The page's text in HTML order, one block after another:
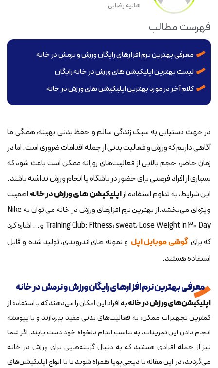
هانیه رضایی
فهرست مطالب
معرفی بهترین نرم افزارهای رایگان ورزش و نرمش در خانه
لیست بهترین اپلیکیشن های ورزش در خانه رایگان
کلام آخر در مورد بهترین اپلیکیشن های ورزش در خانه
در جهت دستیابی به سبک زندگی سالم و حفظ بدنی بهینه، همگی ما
آگاهی داریم که ورزش و فعالیت بدنی از جمله اقدامات ضروری است. اما در
زمان حاضر، حجم بالایی از فعالیت‌های روزانه ممکن است باعث شود که
بسیاری از افراد فرصتی برای حضور در باشگاه یا انجام ورزش نداشته باشند.
این شرایط، به تداوم استفاده ازاپلیکیشن های ورزش در خانه اهمیت
ویژه‌ای می‌بخشد.از بهترین نرم افزارهای ورزش در خانه می توان به Nike
Training Club: Fitness، sweat، Lose Weight in 30 Day و... اشاره کرد
که برای گوشی موبایل اپل و نمونه های اندرویدی، تولید شده و قابل
استفاده هستند.
معرفی بهترین نرم افزارهای رایگان ورزش و نرمش در خانه
اپلیکیشن‌های ورزش در خانهبه افراد این امکان را می‌دهند که با استفاده از
کمترین تجهیزات ممکن، به فعالیت‌های بدنی مفید بپردازند و با پیوسته
انجام دادن این تمرینات، به تناسب اندام دلخواه خود دست یابند. اگر شما
نیز از جمله افرادی هستید که به دنبال گزینه‌هایی برای ورزش در خانه
می‌گردید، در این مقاله با دیجی‌پویا همراه شوید تا با انواع اپلیکیشن‌های